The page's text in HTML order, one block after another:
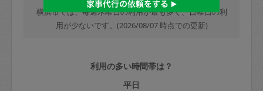
金額の100%＋交通費全額
定期契約をキャンセルする場合、毎週定
期は月2回まで隔週定期は月1回までキャ
横浜市では、毎週木曜日の利用が最も多く、日曜日の利
用が少ないです。(2026/08/07 時点での更新)
利用の多い時間帯は？
平日